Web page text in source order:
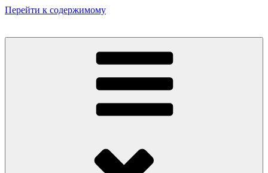
Перейти к содержимому
Некоммерческий фонд культурных и гуманитарных инициатив